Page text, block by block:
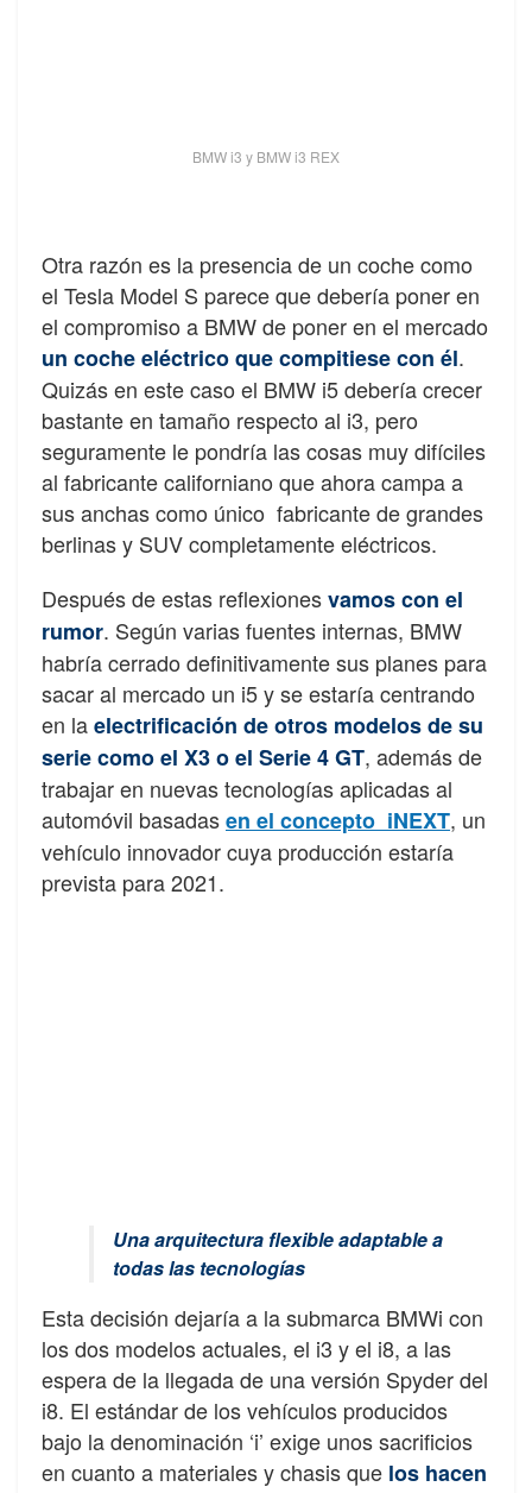
BMW i3 y BMW i3 REX
Otra razón es la presencia de un coche como
el Tesla Model S parece que debería poner en
el compromiso a BMW de poner en el mercado
un coche eléctrico que compitiese con él.
Quizás en este caso el BMW i5 debería crecer
bastante en tamaño respecto al i3, pero
seguramente le pondría las cosas muy difíciles
al fabricante californiano que ahora campa a
sus anchas como único fabricante de grandes
berlinas y SUV completamente eléctricos.
Después de estas reflexionesvamos con el
rumor. Según varias fuentes internas, BMW
habría cerrado definitivamente sus planes para
sacar al mercado un i5 y se estaría centrando
en laelectrificación de otros modelos de su
serie como el X3 o el Serie 4 GT, además de
trabajar en nuevas tecnologías aplicadas al
automóvil basadasen el concepto iNEXT, un
vehículo innovador cuya producción estaría
prevista para 2021.
Una arquitectura flexible adaptable a
todas las tecnologías
Esta decisión dejaría a la submarca BMWi con
los dos modelos actuales, el i3 y el i8, a las
espera de la llegada de una versión Spyder del
i8. El estándar de los vehículos producidos
bajo la denominación ‘i’ exige unos sacrificios
en cuanto a materiales y chasis que los hacen